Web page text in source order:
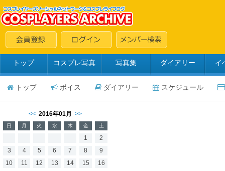
トップ コスプレ写真 写真集 ダイアリー イ
トップ ボイス ダイアリー スケジュール
<< 2016年01月 >>
日 月 火 水 木 金 土
1
2
3
4 5 6 7 8
9
10
11 12 13 14 15
16